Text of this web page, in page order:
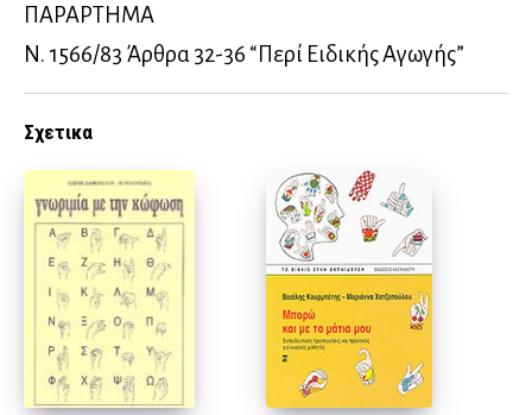
ΠΑΡΑΡΤΗΜΑ
Ν. 1566/83 Άρθρα 32-36 “Περί Ειδικής Αγωγής”
Σχετικα